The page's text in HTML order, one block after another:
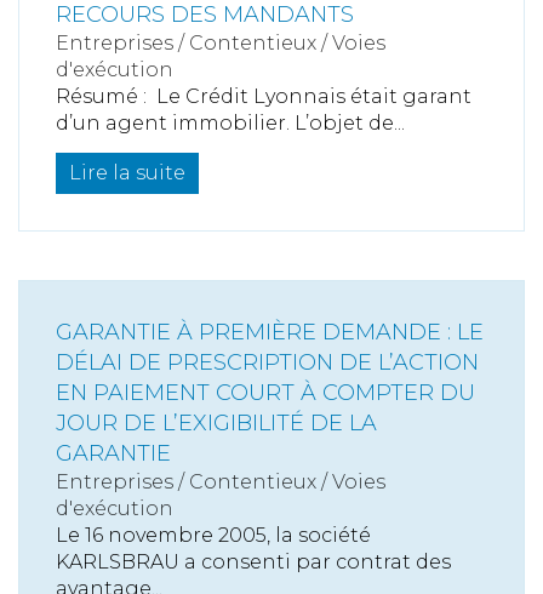
RECOURS DES MANDANTS
Entreprises / Contentieux / Voies
d'exécution
Résumé : Le Crédit Lyonnais était garant
d’un agent immobilier. L’objet de...
Lire la suite
GARANTIE À PREMIÈRE DEMANDE : LE
DÉLAI DE PRESCRIPTION DE L’ACTION
EN PAIEMENT COURT À COMPTER DU
JOUR DE L’EXIGIBILITÉ DE LA
GARANTIE
Entreprises / Contentieux / Voies
d'exécution
Le 16 novembre 2005, la société
KARLSBRAU a consenti par contrat des
avantage...